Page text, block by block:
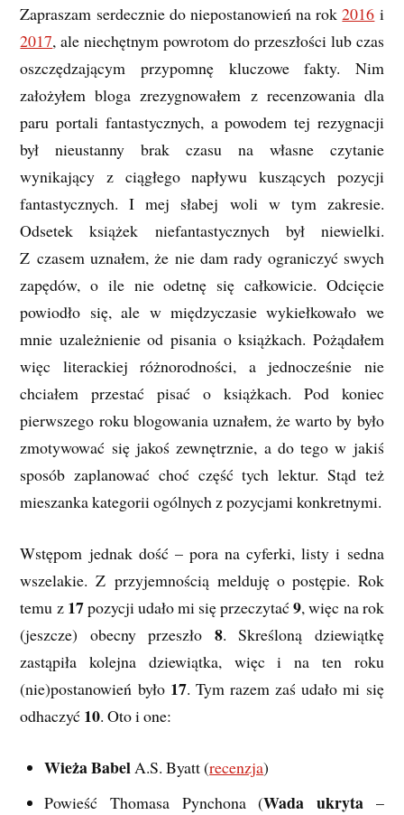
Zapraszam serdecznie do niepostanowień na rok2016 i
2017, ale niechętnym powrotom do przeszłości lub czas
oszczędzającym przypomnę kluczowe fakty. Nim
założyłem bloga zrezygnowałem z recenzowania dla
paru portali fantastycznych, a powodem tej rezygnacji
był nieustanny brak czasu na własne czytanie
wynikający z ciągłego napływu kuszących pozycji
fantastycznych. I mej słabej woli w tym zakresie.
Odsetek książek niefantastycznych był niewielki.
Z czasem uznałem, że nie dam rady ograniczyć swych
zapędów, o ile nie odetnę się całkowicie. Odcięcie
powiodło się, ale w międzyczasie wykiełkowało we
mnie uzależnienie od pisania o książkach. Pożądałem
więc literackiej różnorodności, a jednocześnie nie
chciałem przestać pisać o książkach. Pod koniec
pierwszego roku blogowania uznałem, że warto by było
zmotywować się jakoś zewnętrznie, a do tego w jakiś
sposób zaplanować choć część tych lektur. Stąd też
mieszanka kategorii ogólnych z pozycjami konkretnymi.
Wstępom jednak dość – pora na cyferki, listy i sedna
wszelakie. Z przyjemnością melduję o postępie. Rok
temu z 17pozycji udało mi się przeczytać9, więc na rok
(jeszcze) obecny przeszło 8. Skreśloną dziewiątkę
zastąpiła kolejna dziewiątka, więc i na ten roku
(nie)postanowień było 17. Tym razem zaś udało mi się
odhaczyć 10. Oto i one:
Wieża BabelA.S. Byatt (recenzja)
Powieść Thomasa Pynchona (Wada ukryta–